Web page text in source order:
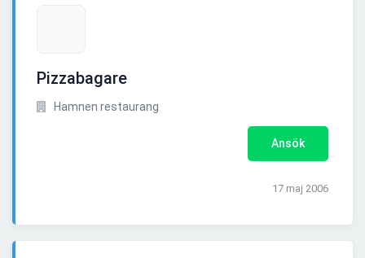
Pizzabagare
Hamnen restaurang
Ansök
17 maj 2006